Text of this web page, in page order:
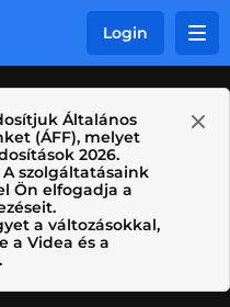
Login
Általános
(ÁFF), melyet
2026.
szolgáltatásaink
Ön elfogadja a
a változásokkal,
a Videa és a